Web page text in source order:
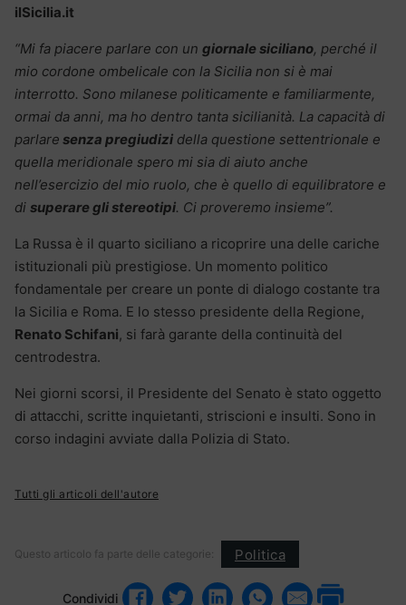
ilSicilia.it
“Mi fa piacere parlare con un giornale siciliano, perché il
mio cordone ombelicale con la Sicilia non si è mai
interrotto. Sono milanese politicamente e familiarmente,
ormai da anni, ma ho dentro tanta sicilianità. La capacità di
parlare senza pregiudizi della questione settentrionale e
quella meridionale spero mi sia di aiuto anche
nell’esercizio del mio ruolo, che è quello di equilibratore e
di superare gli stereotipi. Ci proveremo insieme”.
La Russa è il quarto siciliano a ricoprire una delle cariche
istituzionali più prestigiose. Un momento politico
fondamentale per creare un ponte di dialogo costante tra
la Sicilia e Roma. E lo stesso presidente della Regione,
Renato Schifani, si farà garante della continuità del
centrodestra.
Nei giorni scorsi, il Presidente del Senato è stato oggetto
di attacchi, scritte inquietanti, striscioni e insulti. Sono in
corso indagini avviate dalla Polizia di Stato.
Tutti gli articoli dell'autore
Questo articolo fa parte delle categorie: Politica
Condividi